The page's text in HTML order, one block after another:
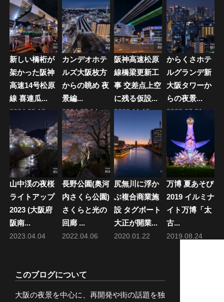
ー
シ
ョ
ン
新しい橋桁が
架かった阪神
高速14号松原
線 喜連瓜...
2024.09.18
カンデオホテ
ルズ大阪枚方
からの眺め 夜
景編...
2024.07.14
阪神高速松原
線橋梁更新工
事 交差点上空
に残る仮設...
2023.11.15
からくさホテ
ルグランデ新
大阪タワーか
らの夜景...
2023.07.01
山中渓の夜桜
ライトアップ
2023 (大阪府
阪南...
2023.04.04
長野公園(奥河
内さくら公園)
さくらと光の
回廊 ...
2022.04.06
尻無川に浮か
ぶ複合商業施
設 タグボート
大正が開業...
2020.01.22
万博 夏あそび
2019 イルミナ
イト万博「太
古...
2019.08.24
このブログについて
大阪の夜景を中心に、再開発や街の話題を独